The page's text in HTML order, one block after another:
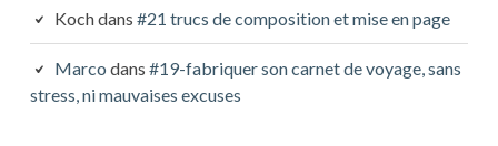
Kochdans #21 trucs de composition et mise en page
Marco dans #19-fabriquer son carnet de voyage, sans
stress, ni mauvaises excuses